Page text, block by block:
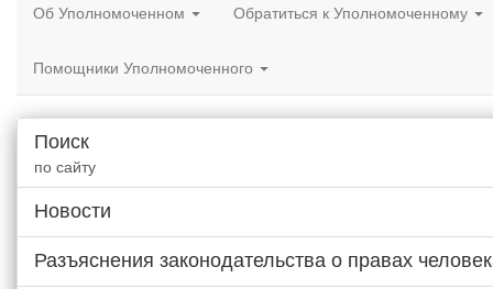
Об Уполномоченном Обратиться к Уполномоченному
Помощники Уполномоченного
Поиск
по сайту
Новости
Разъяснения законодательства о правах